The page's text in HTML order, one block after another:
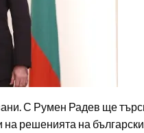
С Румен Радев ще
решенията на